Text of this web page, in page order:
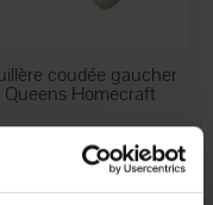
EN STOCK
coudée gaucher
Queens Homecraft